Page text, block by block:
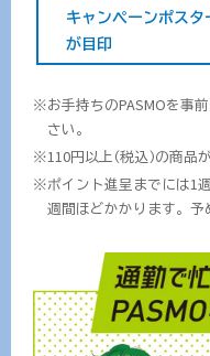
キャンペーンポスタ
が目印
お手持ちのPASMOを事
さい。
110円以上(税込)の商品
ポイント進呈までには1
週間ほどかかります。予